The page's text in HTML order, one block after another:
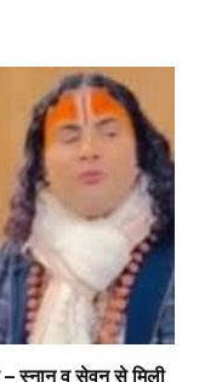
– स्नान व सेवन से मिली